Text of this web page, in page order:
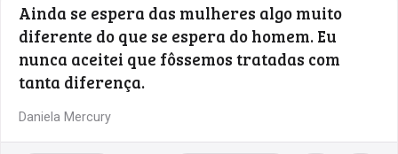
Ainda se espera das mulheres algo muito
diferente do que se espera do homem. Eu
nunca aceitei que fôssemos tratadas com
tanta diferença.
Daniela Mercury